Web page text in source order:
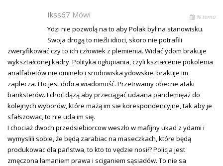
Ikss67 Mówi % temu
Ydzi nie pozwolą na to aby Polak był na stanowisku.
Swoja drogą to nieźli idioci, skoro nie potrafili
zweryfikować czy to ich człowiek z plemienia. Widać ydom brakuje
wykształconej kadry. Polityka ogłupiania, czyli kształcenie pokolenia
analfabetów nie omineło i srodowiska ydowskie. brakuje im
zaplecza. I to jest dobra wiadomość. Przetrwamy obecne ataki
banksterów. I choć dązą aby przeciągać udaana pandemięaż do
kolejnych wyborów, które mażą im sie korespondencyjne, tak aby je
sfałszowac, to nie uda im się.
I chociaż dwoch przedsiebiorcow weszło w mafijny ukad z ydami i
wymyslili sobie, że będą zarabiac na maseczkach, które będą
produkowac dla państwa, to kto to vędzie nosił? Policja jest
zmęczona łamaniem prawa i sciganiem sąsiadów. To nie sa